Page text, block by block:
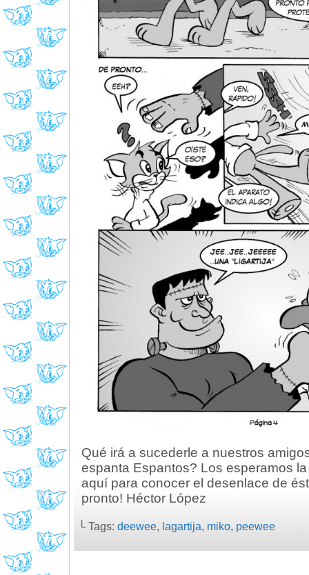
Qué irá a sucederle a nuestros
espanta Espantos? Los esperamos
aquí para conocer el desenlace de
pronto! Héctor López
└ Tags: deewee, lagartija, miko, peewee